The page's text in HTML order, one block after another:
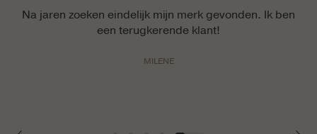
Na jaren zoeken eindelijk mijn merk gevonden. Ik ben
een terugkerende klant!
MILENE